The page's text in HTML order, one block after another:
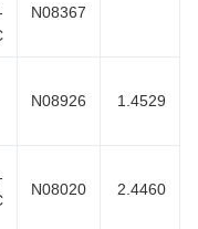
N08367
N08926
N08020